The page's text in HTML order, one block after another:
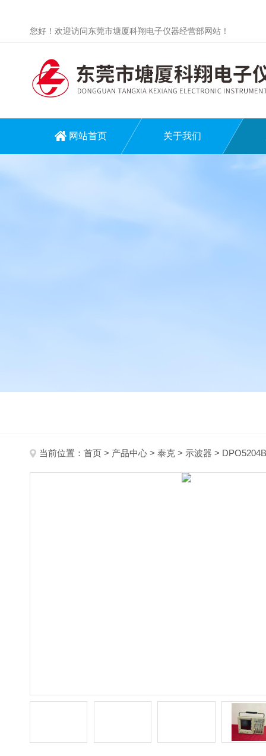
您好！欢迎访问东莞市塘厦科翔电子仪器经营部网站！
网站首页 关于我们
当前位置： 首页 > 产品中心 > 泰克 > 示波器 >